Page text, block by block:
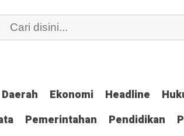
Daerah Ekonomi Headline
Pemerintahan Pendidikan
Daerah Ekonomi Headline
Pemerintahan Pendidikan